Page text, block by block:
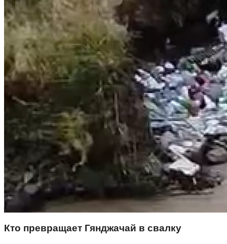
Кто превращает Гянджачай в свалку